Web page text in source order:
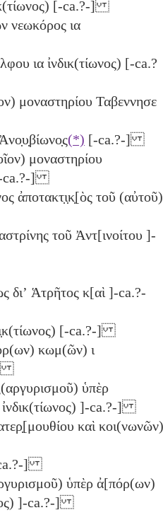
[-ca.?-]
νεωκόρος ια
ια ἰνδικ(τίωνος) [-ca.?
μοναστηρίου Ταβεννησε
(*) [-ca.?-]
μοναστηρίου
[-ca.?-]
ἀποτακτ̣ι̣κ̣[ὸς τοῦ (αὐτοῦ)
τοῦ Ἀντ[ινοίτου ]-
διʼ Ἁτρῆτος κ[αὶ ]-ca.?-
[-ca.?-]
κωμ(ῶν) ι
]
ὑπὲρ
ἰνδικ(τίωνος) ]-ca.?-]
καὶ κοι(νωνῶν)
ca.?-]
ὑπὲρ ἀ[πόρ(ων)
]-ca.?-]